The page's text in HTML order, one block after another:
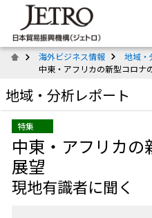
海外ビジネス情報 地域・
中東・アフリカの新型コロナ
地域・分析レポート
特集
中東・アフリカの
展望
現地有識者に聞く